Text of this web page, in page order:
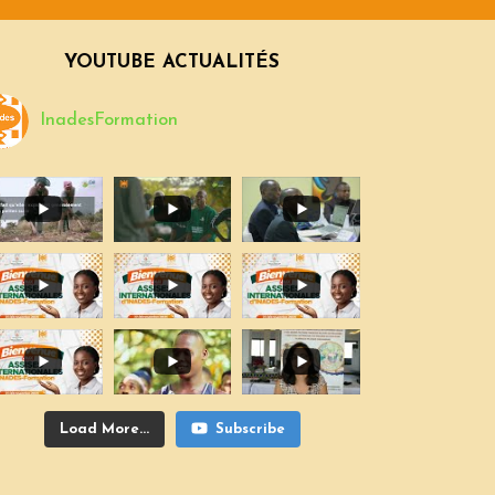
YOUTUBE ACTUALITÉS
InadesFormation
Load More... Subscribe